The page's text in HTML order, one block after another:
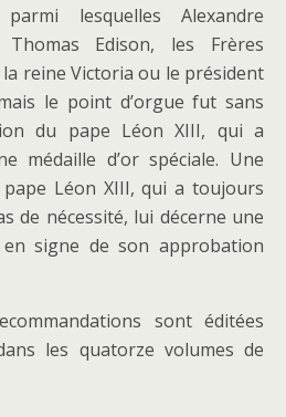
lesquelles Alexandre
Edison, les Frères
la reine Victoria ou le président
le point d’orgue fut sans
du pape Léon XIII, qui a
médaille d’or spéciale. Une
pape Léon XIII, qui a toujours
de nécessité, lui décerne une
signe de son approbation
sont éditées
les quatorze volumes de